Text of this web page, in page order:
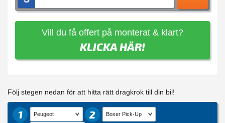
Vill du få offert på monterat & klart?
KLICKA HÄR!
Följ stegen nedan för att hitta rätt dragkrok till din bil!
1
2